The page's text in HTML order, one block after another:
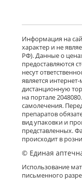
Информация на
характер и не
РФ). Данные о
предоставляются
несут
является
дистанционную
на портале
самолечения.
препаратов
вид упаковки и
представленных.
происходит в
© Единая
Использование
письменного